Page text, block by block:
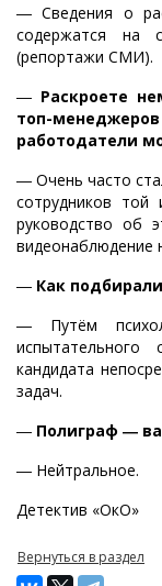
― Сведения о
содержатся на
(репортажи СМИ).
― Раскроете
топ-
работодатели
― Очень часто
сотрудников
руководство об
видеонаблюдение
― Как
― Путём
кандидата
задач.
― Полиграф ―
― Нейтральное.
Детектив «ОкО»
Вернуться в раздел